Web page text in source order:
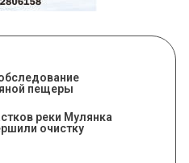
пещеры
реки Мулянка
очистку